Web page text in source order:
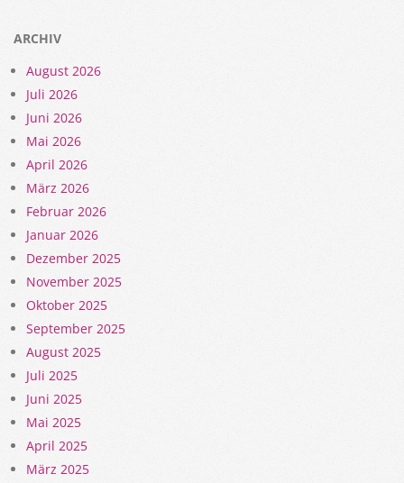
ARCHIV
August 2026
Juli 2026
Juni 2026
Mai 2026
April 2026
März 2026
Februar 2026
Januar 2026
Dezember 2025
November 2025
Oktober 2025
September 2025
August 2025
Juli 2025
Juni 2025
Mai 2025
April 2025
März 2025